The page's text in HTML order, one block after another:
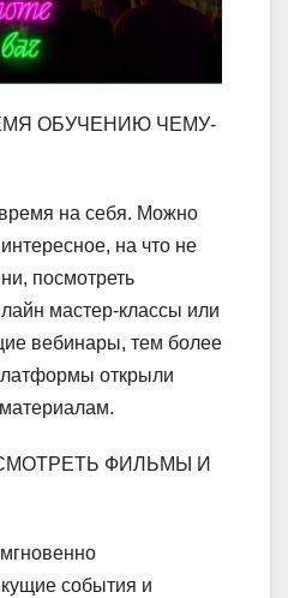
ОБУЧЕНИЮ ЧЕМУ-
на себя. Можно
на что не
посмотреть
мастер-классы или
вебинары, тем более
открыли
ФИЛЬМЫ И
события и